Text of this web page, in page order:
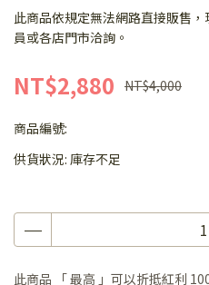
此商品依規定無法網路直接販售
員或各店門市洽詢。
NT$2,880 NT$4,000
商品編號:
供貨狀況: 庫存不足
此商品 「 最高 」可以折抵紅利